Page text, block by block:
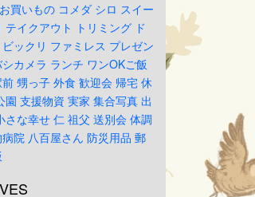
買いもの コメダ シロ スイー
テイクアウト トリミング ド
ビックリ ファミレス プレゼン
カメラ ランチ ワンOKご飯
甥っ子 外食 歓迎会 帰宅 休
園 支援物資 実家 集合写真 出
さな幸せ 仁 祖父 送別会 体調
院 八百屋さん 防災用品 郵